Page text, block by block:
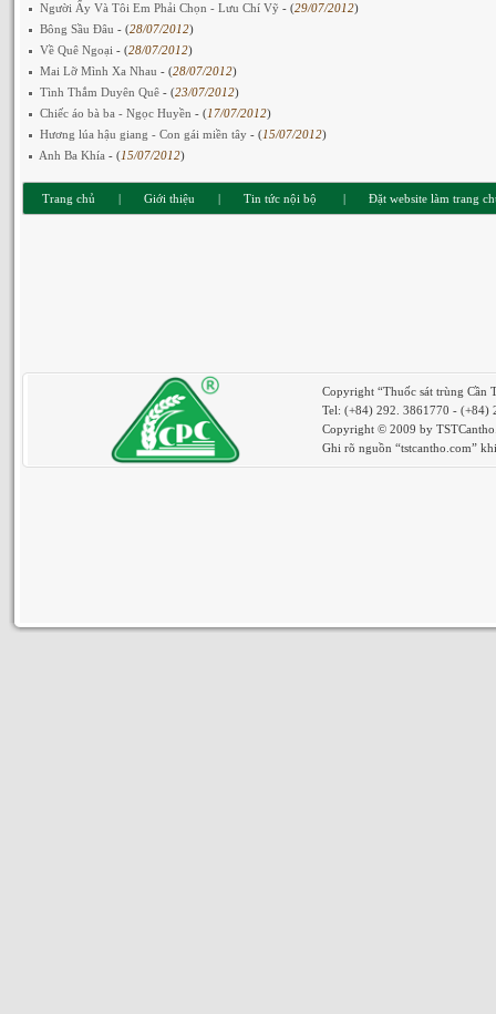
Người Ấy Và Tôi Em Phải Chọn - Lưu Chí Vỹ - (29/07/2012)
Bông Sầu Đâu - (28/07/2012)
Về Quê Ngoại - (28/07/2012)
Mai Lỡ Mình Xa Nhau - (28/07/2012)
Tình Thắm Duyên Quê - (23/07/2012)
Chiếc áo bà ba - Ngọc Huyền - (17/07/2012)
Hương lúa hậu giang - Con gái miền tây - (15/07/2012)
Anh Ba Khía - (15/07/2012)
Trang chủ | Giới thiệu | Tin tức nội bộ | Đặt website làm trang
Copyright “Thuốc sát trùng Cần
Tel: (+84) 292. 3861770 - (+84)
Copyright © 2009 by
Ghi rõ nguồn “tstcantho.com”